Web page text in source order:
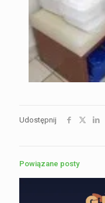
Udostępnij
Powiązane posty